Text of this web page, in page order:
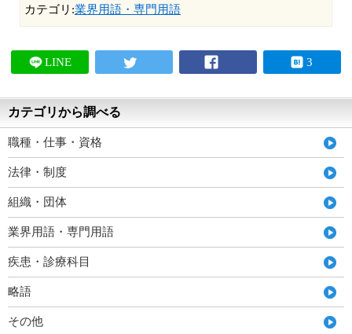
カテゴリ:業界用語・専門用語
LINE 3
カテゴリから調べる
職種・仕事・資格
法律・制度
組織・団体
業界用語・専門用語
疾患・診療科目
略語
その他